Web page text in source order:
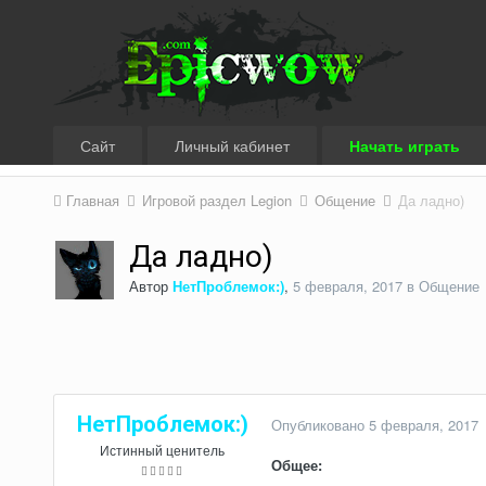
Сайт Личный кабинет Начать играть
Главная Игровой раздел Legion Общение Да ладно)
Да ладно)
Автор НетПроблемок:), 5 февраля, 2017в Общение
НетПроблемок:)
Истинный ценитель
Опубликовано 5 февраля, 2017
Общее: